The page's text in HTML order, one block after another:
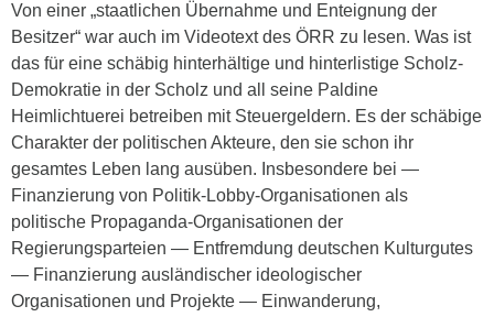
Von einer „staatlichen Übernahme und Enteignung der
Besitzer“ war auch im Videotext des ÖRR zu lesen. Was ist
das für eine schäbig hinterhältige und hinterlistige Scholz-
Demokratie in der Scholz und all seine Paldine
Heimlichtuerei betreiben mit Steuergeldern. Es der schäbige
Charakter der politischen Akteure, den sie schon ihr
gesamtes Leben lang ausüben. Insbesondere bei —
Finanzierung von Politik-Lobby-Organisationen als
politische Propaganda-Organisationen der
Regierungsparteien — Entfremdung deutschen Kulturgutes
— Finanzierung ausländischer ideologischer
Organisationen und Projekte — Einwanderung,